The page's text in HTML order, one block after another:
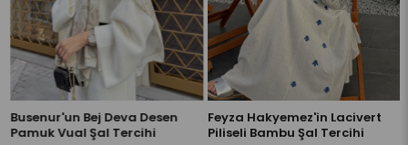
Busenur'un Bej Deva Desen
Pamuk Vual Şal Tercihi
Feyza Hakyemez'in Lacivert
Piliseli Bambu Şal Tercihi